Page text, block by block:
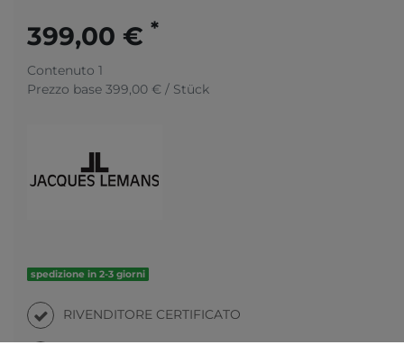
399,00 € *
Contenuto 1
Prezzo base 399,00 € / Stück
spedizione in 2-3 giorni
RIVENDITORE CERTIFICATO